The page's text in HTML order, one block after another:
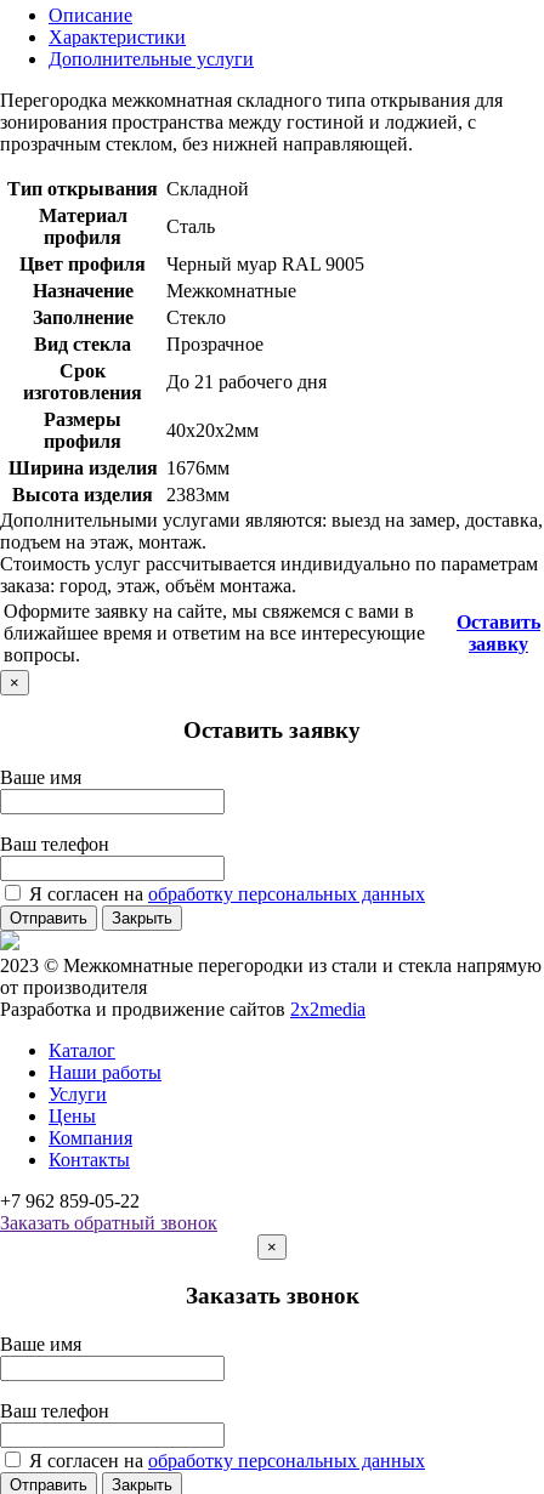
Описание
Характеристики
Дополнительные услуги
Перегородка межкомнатная складного типа открывания для
зонирования пространства между гостиной и лоджией, с
прозрачным стеклом, без нижней направляющей.
Тип открывания Складной
Материал
профиля
Сталь
Цвет профиля
Черный муар RAL 9005
Назначение
Межкомнатные
Заполнение
Стекло
Вид стекла
Прозрачное
Срок
изготовления
До 21 рабочего дня
Размеры
профиля
40х20х2мм
Ширина изделия 1676мм
Высота изделия
2383мм
Дополнительными услугами являются: выезд на замер, доставка,
подъем на этаж, монтаж.
Стоимость услуг рассчитывается индивидуально по параметрам
заказа: город, этаж, объём монтажа.
Оформите заявку на сайте, мы свяжемся с вами в
ближайшее время и ответим на все интересующие
вопросы.
Оставить
заявку
×
Оставить заявку
Ваше имя
Ваш телефон
Я согласен на обработку персональных данных
Отправить Закрыть
2023 © Межкомнатные перегородки из стали и стекла напрямую
от производителя
Разработка и продвижение сайтов 2x2media
Каталог
Наши работы
Услуги
Цены
Компания
Контакты
+7 962 859-05-22
Заказать обратный звонок
×
Заказать звонок
Ваше имя
Ваш телефон
Я согласен на обработку персональных данных
Отправить Закрыть